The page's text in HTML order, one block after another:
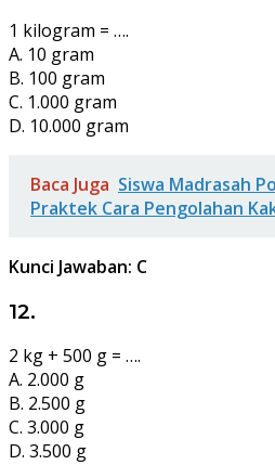
1 kilogram = ….
A. 10 gram
B. 100 gram
C. 1.000 gram
D. 10.000 gram
Baca Juga Siswa Madrasah
Praktek Cara Pengolahan
Kunci Jawaban: C
12.
2 kg + 500 g = ….
A. 2.000 g
B. 2.500 g
C. 3.000 g
D. 3.500 g